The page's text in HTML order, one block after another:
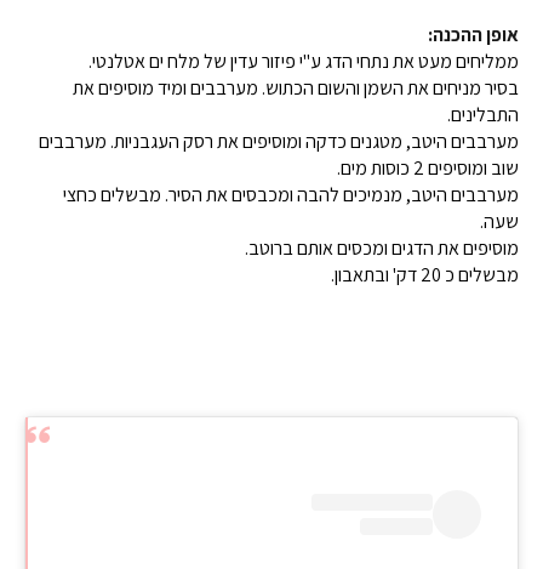
אופן ההכנה:
ממליחים מעט את נתחי הדג ע"י פיזור עדין של מלח ים אטלנטי.
בסיר מניחים את השמן והשום הכתוש. מערבבים ומיד מוסיפים את
התבלינים.
מערבבים היטב, מטגנים כדקה ומוסיפים את רסק העגבניות. מערבבים
שוב ומוסיפים 2 כוסות מים.
מערבבים היטב, מנמיכים להבה ומכבסים את הסיר. מבשלים כחצי
שעה.
מוסיפים את הדגים ומכסים אותם ברוטב.
מבשלים כ 20 דק' ובתאבון.